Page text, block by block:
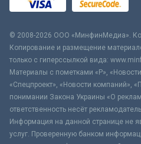
© 2008-2026 ООО «МинфинМедиа».
Копирование и размещение
только с гиперссылкой вида:
Материалы с пометками «Р», «Новости
«Спецпроект», «Новости компаний»,
понимании Закона Украины «О
ответственность несёт рекламодатель.
Информация на данной странице не
услуг. Проверенную банком